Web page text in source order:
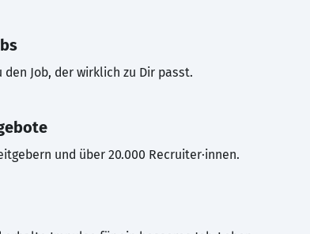
den Job, der wirklich zu Dir passt.
und über 20.000 Recruiter·innen.